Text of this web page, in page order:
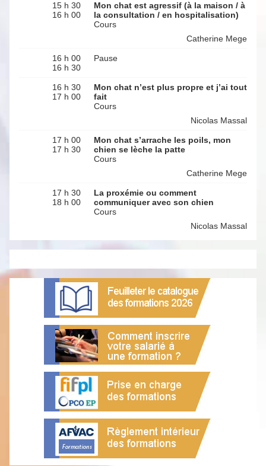
15 h 30
16 h 00
Mon chat est agressif (à la maison / à
la consultation / en hospitalisation)
Cours
Catherine Mege
16 h 00
16 h 30
Pause
16 h 30
17 h 00
Mon chat n’est plus propre et j’ai tout
fait
Cours
Nicolas Massal
17 h 00
17 h 30
Mon chat s’arrache les poils, mon
chien se lèche la patte
Cours
Catherine Mege
17 h 30
18 h 00
La proxémie ou comment
communiquer avec son chien
Cours
Nicolas Massal